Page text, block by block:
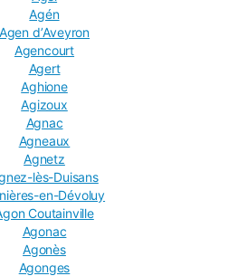
Agén
Agen dʼAveyron
Agencourt
Agert
Aghione
Agizoux
Agnac
Agneaux
Agnetz
lès-Duisans
en-Dévoluy
Coutainville
Agonac
Agonès
Agonges